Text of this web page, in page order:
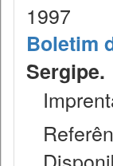
1997
Boletim
Sergipe.